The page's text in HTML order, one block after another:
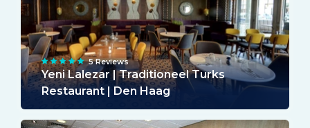
5 Reviews
Yeni Lalezar | Traditioneel Turks
Restaurant | Den Haag